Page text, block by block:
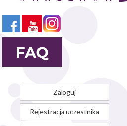
Zaloguj
Rejestracja uczestnika